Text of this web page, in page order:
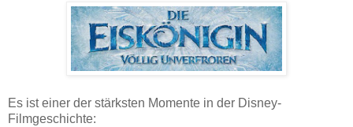
Es ist einer der stärksten Momente in der Disney-
Filmgeschichte: